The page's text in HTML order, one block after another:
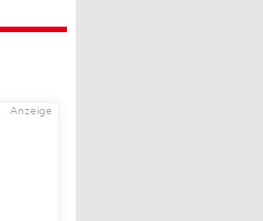
Anzeige